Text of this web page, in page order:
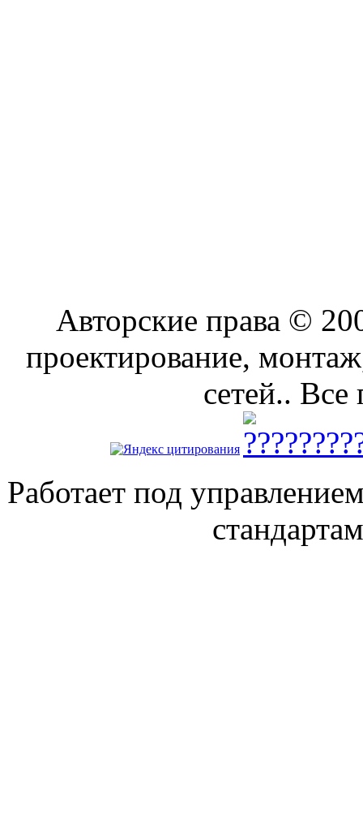
Авторские права ©
проектирование,
сетей..
Работает под